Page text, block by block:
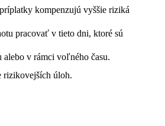
kompenzujú vyššie riziká
pracovať v tieto dni, ktoré sú
alebo v rámci voľného času.
rizikovejších úloh.